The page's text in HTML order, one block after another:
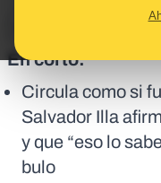
En corto:
Circula como si
Salvador Illa
y que “eso lo
bulo